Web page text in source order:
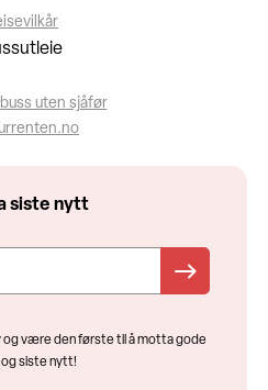
uten sjåfør
siste nytt
og være den første til å motta gode
siste nytt!